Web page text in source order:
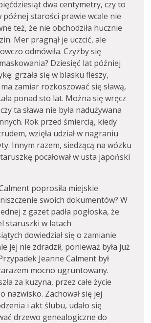
dwa centymetry, czy to
późnej starości prawie wcale nie
też, że nie obchodziła hucznie
Mer pragnął je uczcić, ale
odmówiła. Czyżby się
Dziesięć lat później
grzała się w blasku fleszy,
zamiar rozkoszować się sławą,
ponad sto lat. Można się wręcz
ta sława nie była nadużywana
Rok przed śmiercią, kiedy
wzięła udział w nagraniu
Innym razem, siedzącą na wózku
pocałował w usta japoński
poprosiła miejskie
swoich dokumentów? W
z gazet padła pogłoska, że
staruszki w latach
dowiedział się o zamianie
jej nie zdradził, ponieważ była już
Jeanne Calment był
mocno ugruntowany.
za kuzyna, przez całe życie
nazwisko. Zachował się jej
i akt ślubu, udało się
drzewo genealogiczne do